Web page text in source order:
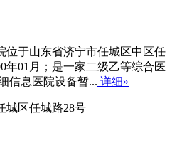
位于山东省济宁市任城区中区任
年01月；是一家二级乙等综合医
信息医院设备暂... 详细»
城区任城路28号